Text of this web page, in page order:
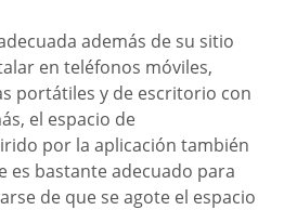
además de su sitio
en teléfonos móviles,
portátiles y de escritorio con
el espacio de
por la aplicación también
es bastante adecuado para
de que se agote el espacio